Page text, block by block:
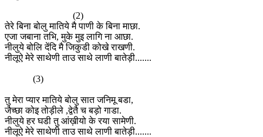
(2)
तेरे बिना बोलु मातिये मै पाणी के बिना माछा.
एजा जबाना तभि, मुके मुइ लागि ना आछा.
नीलुये बोलि देंदि मै जिकुडी कोखे राखणी.
नीलूऐ मेरे साथेणी ताउ साथे लाणी बातेड़ी.......
(3)
तु मेरा प्यार मातिये बोलु सात जनिमू बडा,
जैच्छा कोइ तोड़ीले ,द्वेतै च बड़ो गाडा.
नीलुये हर घडी तु आंख़ीयो के रया सामेणी.
नीलूऐ मेरे साथेणी ताउ साथे लाणी बातेड़ी.......